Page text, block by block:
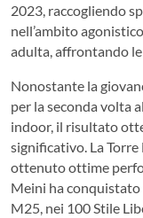
2023, raccogliendo
nell’ambito
adulta, affrontando
Nonostante la
per la seconda volta
indoor, il risultato
significativo. La
ottenuto ottime
Meini ha conquistato
M25, nei 100 Stile